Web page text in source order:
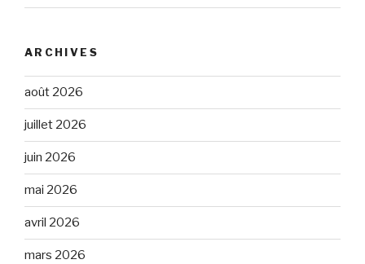
ARCHIVES
août 2026
juillet 2026
juin 2026
mai 2026
avril 2026
mars 2026